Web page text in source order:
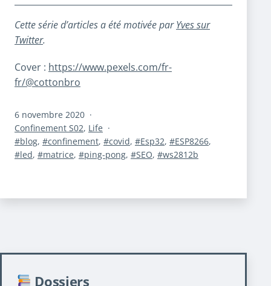
Cette série d’articles a été motivée parYves sur
Twitter.
Cover : https://www.pexels.com/fr-
fr/@cottonbro
Publié
le
6 novembre 2020
Catégorisé
comme
Confinement S02, Life
Étiqueté
blog, confinement, covid, Esp32, ESP8266,
led, matrice, ping-pong, SEO, ws2812b
Dossiers